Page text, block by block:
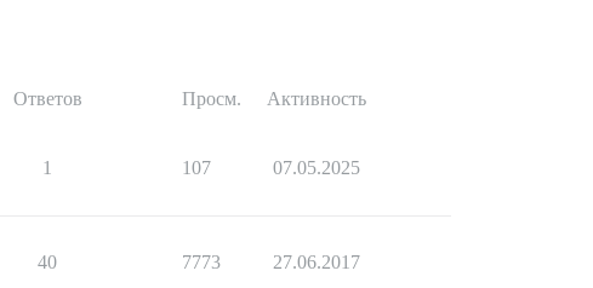
Ответов Просм. Активность
1 107 07.05.2025
40 7773 27.06.2017